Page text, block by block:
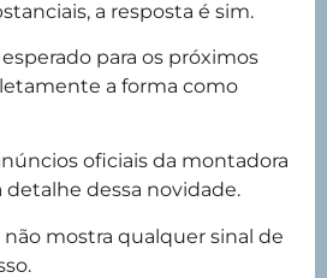
a resposta é sim.
para os próximos
a forma como
oficiais da montadora
detalhe dessa novidade.
mostra qualquer sinal de